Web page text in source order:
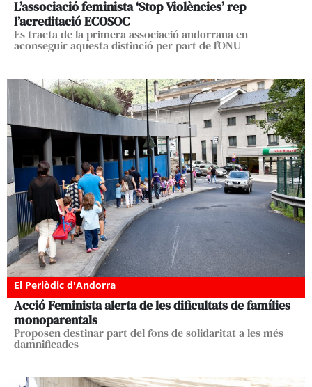
L’associació feminista ‘Stop Violències’ rep
l’acreditació ECOSOC
Es tracta de la primera associació andorrana en
aconseguir aquesta distinció per part de l’ONU
El Periòdic d'Andorra
Acció Feminista alerta de les dificultats de famílies
monoparentals
Proposen destinar part del fons de solidaritat a les més
damnificades